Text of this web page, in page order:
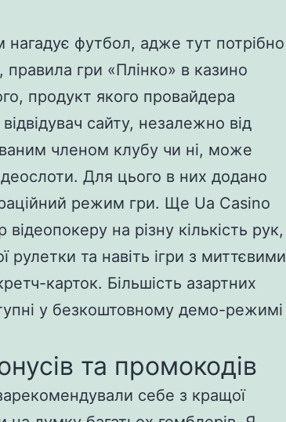
нагадує футбол, адже тут потрібно
гри «Плінко» в казино
продукт якого провайдера
сайту, незалежно від
членом клубу чи ні, може
Для цього в них додано
режим гри. Ще Ua Casino
на різну кількість рук,
рулетки та навіть ігри з миттєвими
карток. Більшість азартних
у безкоштовному демо-режимі
та промокодів
себе з кращої